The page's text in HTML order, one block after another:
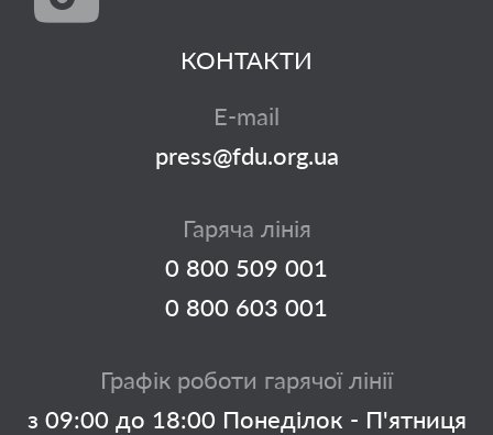
КОНТАКТИ
E-mail
press@fdu.org.ua
Гаряча лінія
0 800 509 001
0 800 603 001
Графік роботи гарячої лінії
з 09:00 до 18:00 Понеділок - П'ятниця